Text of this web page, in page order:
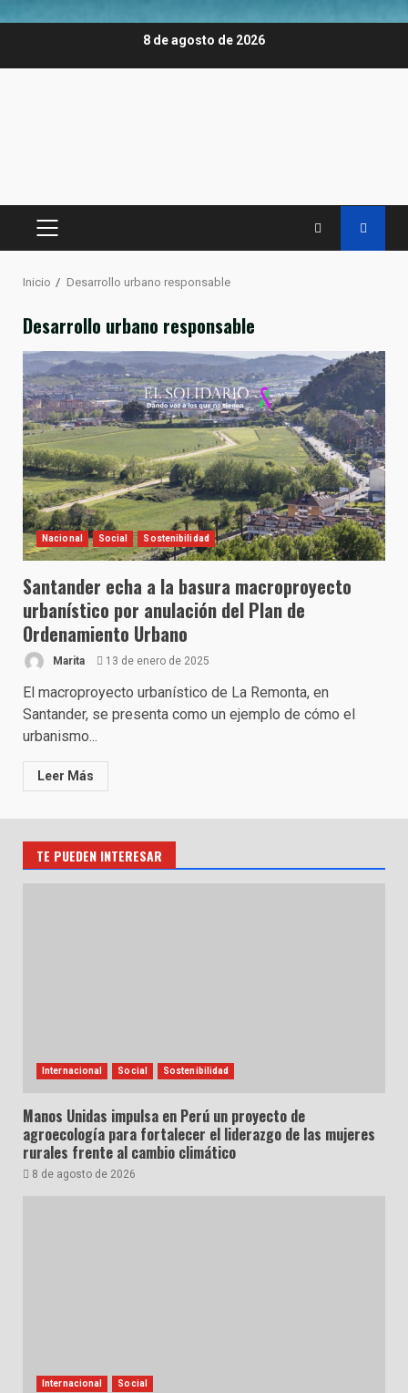
8 de agosto de 2026
MENÚ
Inicio Desarrollo urbano responsable
Desarrollo urbano responsable
Nacional Social Sostenibilidad
Santander echa a la basura macroproyecto
urbanístico por anulación del Plan de
Ordenamiento Urbano
Marita 13 de enero de 2025
El macroproyecto urbanístico de La Remonta, en
Santander, se presenta como un ejemplo de cómo el
urbanismo...
Leer Más
TE PUEDEN INTERESAR
Internacional Social Sostenibilidad
Manos Unidas impulsa en Perú un proyecto de
agroecología para fortalecer el liderazgo de las mujeres
rurales frente al cambio climático
8 de agosto de 2026
Internacional Social